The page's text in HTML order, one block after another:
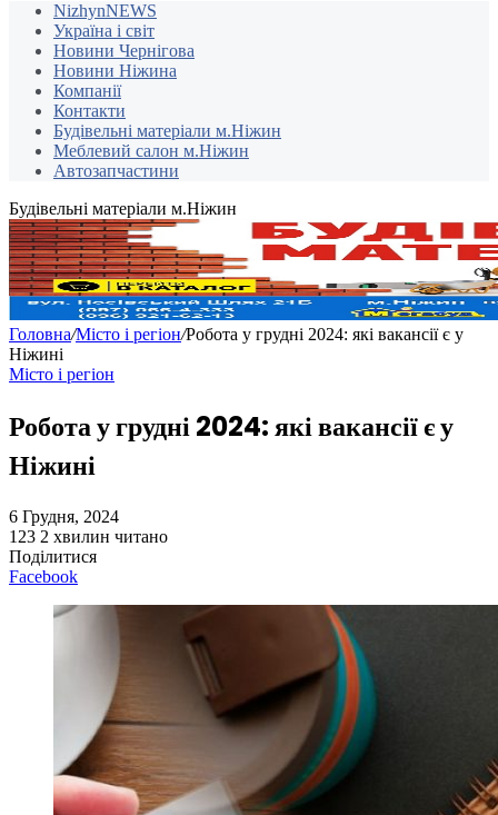
NizhynNEWS
Україна і світ
Новини Чернігова
Новини Ніжина
Компанії
Контакти
Будівельні матеріали м.Ніжин
Меблевий салон м.Ніжин
Автозапчастини
Будівельні матеріали м.Ніжин
Головна/Місто і регіон/Робота у грудні 2024: які вакансії є у
Ніжині
Місто і регіон
Робота у грудні 2024: які вакансії є у
Ніжині
6 Грудня, 2024
123 2 хвилин читано
Поділитися
Facebook